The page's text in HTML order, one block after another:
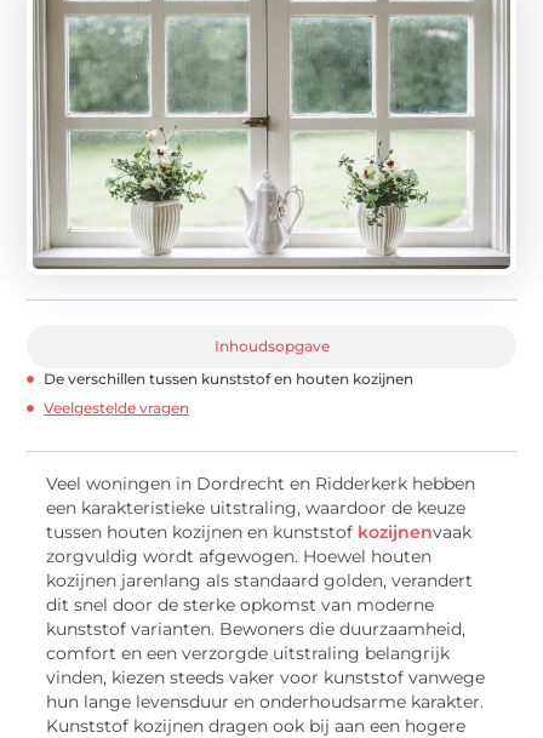
Inhoudsopgave
De verschillen tussen kunststof en houten kozijnen
Veelgestelde vragen
Veel woningen in Dordrecht en Ridderkerk hebben
een karakteristieke uitstraling, waardoor de keuze
tussen houten kozijnen en kunststof kozijnenvaak
zorgvuldig wordt afgewogen. Hoewel houten
kozijnen jarenlang als standaard golden, verandert
dit snel door de sterke opkomst van moderne
kunststof varianten. Bewoners die duurzaamheid,
comfort en een verzorgde uitstraling belangrijk
vinden, kiezen steeds vaker voor kunststof vanwege
hun lange levensduur en onderhoudsarme karakter.
Kunststof kozijnen dragen ook bij aan een hogere